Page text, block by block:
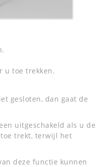
u toe trekken.
gesloten, dan gaat de
uitgeschakeld als u de
trekt, terwijl het
deze functie kunnen